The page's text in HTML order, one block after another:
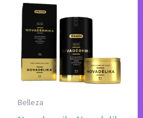
Belleza